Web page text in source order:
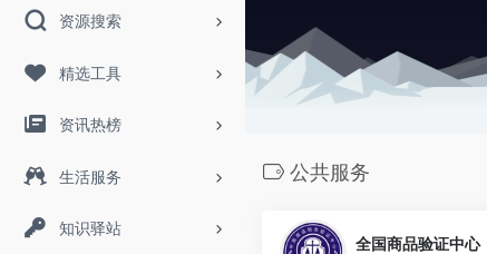
资源搜索
精选工具
资讯热榜
生活服务
知识驿站
公共服务
全国商品验证中心